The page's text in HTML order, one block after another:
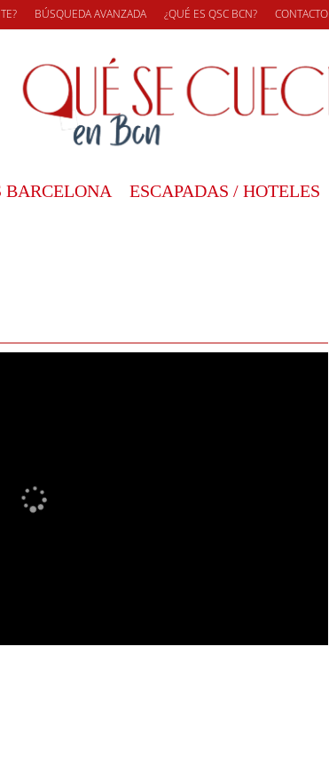
BÚSQUEDA AVANZADA ¿QUÉ ES QSC BCN? CONTACTO
BARCELONA ESCAPADAS / HOTELES